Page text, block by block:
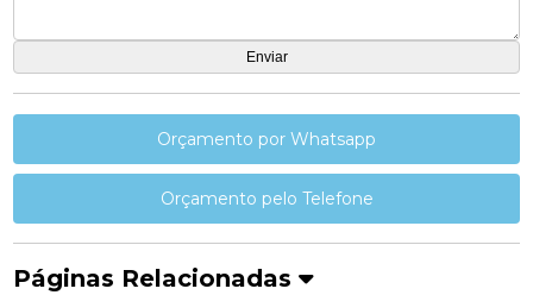
Orçamento por Whatsapp
Orçamento pelo Telefone
Páginas Relacionadas